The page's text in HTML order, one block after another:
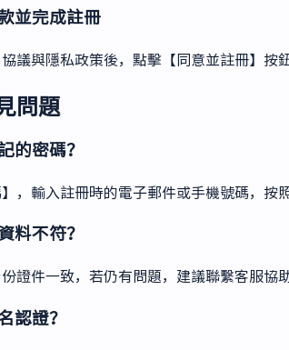
並完成註冊
議與隱私政策後，點擊【同意並註冊】按
問題
的密碼？
，輸入註冊時的電子郵件或手機號碼，按
料不符？
證件一致，若仍有問題，建議聯繫客服協
認證？